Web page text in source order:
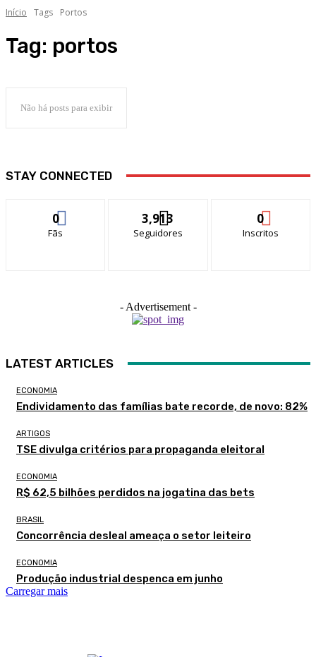
Início Tags Portos
Tag: portos
Não há posts para exibir
STAY CONNECTED
0
Fãs
3,913
Seguidores
0
Inscritos
- Advertisement -
LATEST ARTICLES
ECONOMIA
Endividamento das famílias bate recorde, de novo: 82%
ARTIGOS
TSE divulga critérios para propaganda eleitoral
ECONOMIA
R$ 62,5 bilhões perdidos na jogatina das bets
BRASIL
Concorrência desleal ameaça o setor leiteiro
ECONOMIA
Produção industrial despenca em junho
Carregar mais